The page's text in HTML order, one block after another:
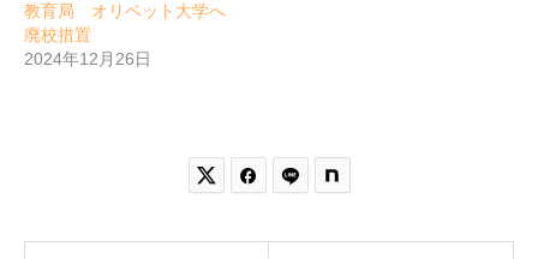
教育局 オリベット大学へ
廃校措置
2024年12月26日
 